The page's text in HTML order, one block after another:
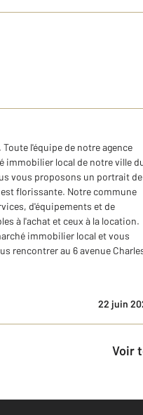
l'équipe de notre agence
immobilier local de notre ville
vous proposons un portrait de
florissante. Notre commune
d'équipements et de
à l'achat et ceux à la location.
immobilier local et vous
rencontrer au 6 avenue
22 juin